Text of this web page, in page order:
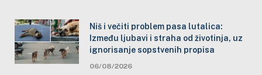
Niš i večiti problem pasa lutalica:
Između ljubavi i straha od životinja, uz
ignorisanje sopstvenih propisa
06/08/2026